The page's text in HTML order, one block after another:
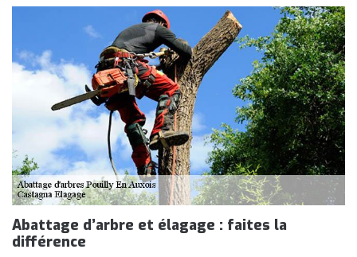
Abattage d’arbre et élagage : faites la
différence